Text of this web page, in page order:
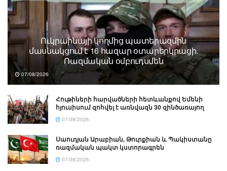
Ուկրաինայի կողմից պատերազմին
մասնակցում է 16 հազար օտարերկրացի.
Ռազմական օմբուդսմեն
07/08/2026
Հութիների հարվածների հետևանքով Եմենի
հյուսիսում զոհվել է առնվազն 30 զինծառայող
07/08/2026
Սաուդյան Արաբիան, Թուրքիան և Պակիստանը
ռազմական պակտ կստորագրեն
07/08/2026